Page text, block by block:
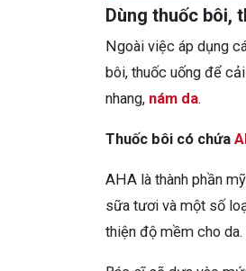
Dùng thuốc bôi,
Ngoài việc áp dụng
bôi, thuốc uống để
nhang, nám da.
Thuốc bôi có chứa
AHA là thành phần
sữa tươi và một số
thiện độ mềm cho